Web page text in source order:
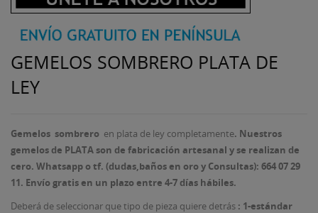
GEMELOS SOMBRERO PLATA DE
LEY
Gemelos sombrero en plata de ley completamente. Nuestros
gemelos de PLATA son de fabricación artesanal y se realizan de
cero. Whatsapp o tf. (dudas,baños en oro y Consultas): 664 07 29
11. Envío gratis en un plazo entre 4-7 días hábiles.
Deberá de seleccionar que tipo de pieza quiere detrás : 1-estándar